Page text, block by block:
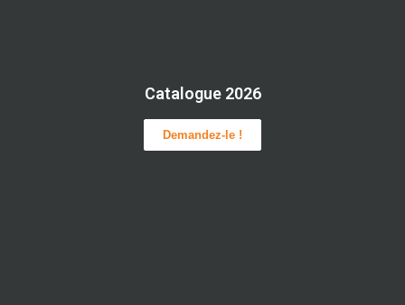
Catalogue 2026
Demandez-le !